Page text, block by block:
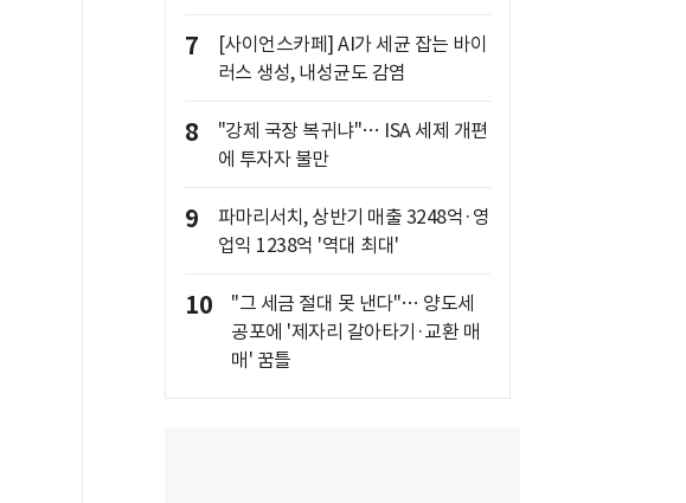
7
[사이언스카페] AI가 세균 잡는 바이
러스 생성, 내성균도 감염
8
"강제 국장 복귀냐"… ISA 세제 개편
에 투자자 불만
9
파마리서치, 상반기 매출 3248억·영
업익 1238억 '역대 최대'
10
"그 세금 절대 못 낸다"… 양도세
공포에 '제자리 갈아타기·교환 매
매' 꿈틀